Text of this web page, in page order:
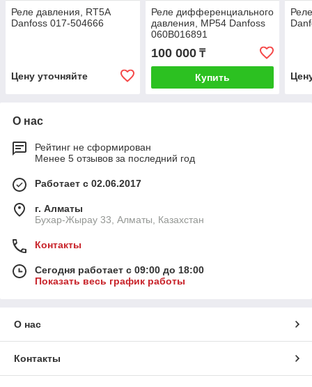
Реле давления, RT5A
Danfoss 017-504666
Цену уточняйте
Реле дифференциального
давления, MP54 Danfoss
060B016891
100 000₸
Купить
О нас
Рейтинг не сформирован
Менее 5 отзывов за последний год
Работает с 02.06.2017
г. Алматы
Бухар-Жырау 33, Алматы, Казахстан
Контакты
Сегодня работает с 09:00 до 18:00
Показать весь график работы
О нас
Контакты